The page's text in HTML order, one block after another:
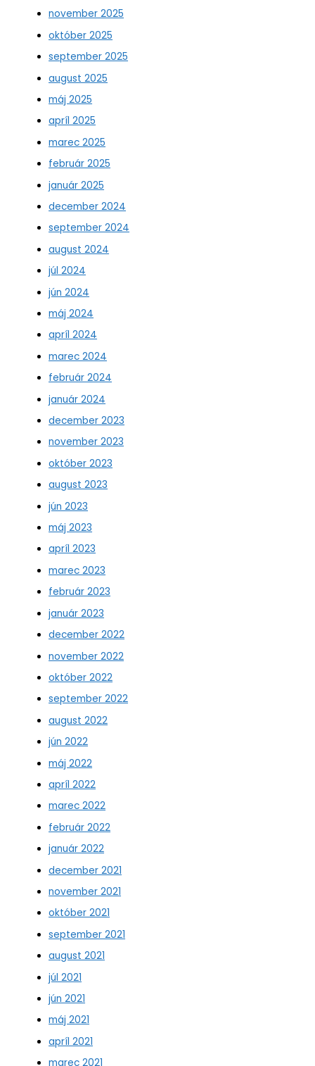
november 2025
október 2025
september 2025
august 2025
máj 2025
apríl 2025
marec 2025
február 2025
január 2025
december 2024
september 2024
august 2024
júl 2024
jún 2024
máj 2024
apríl 2024
marec 2024
február 2024
január 2024
december 2023
november 2023
október 2023
august 2023
jún 2023
máj 2023
apríl 2023
marec 2023
február 2023
január 2023
december 2022
november 2022
október 2022
september 2022
august 2022
jún 2022
máj 2022
apríl 2022
marec 2022
február 2022
január 2022
december 2021
november 2021
október 2021
september 2021
august 2021
júl 2021
jún 2021
máj 2021
apríl 2021
marec 2021